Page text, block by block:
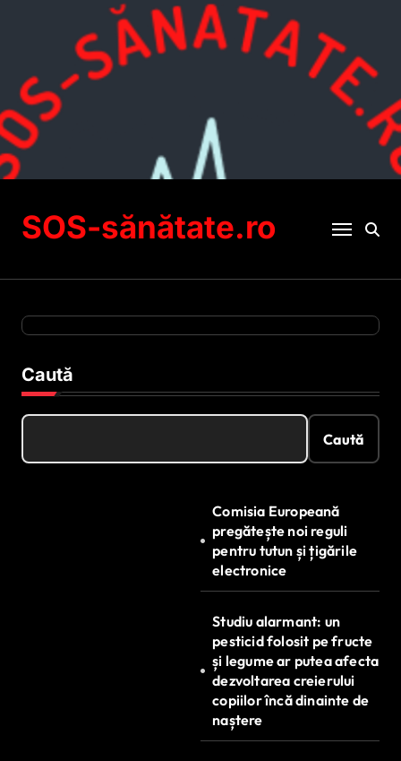
SOS-sănătate.ro
Caută
Caută
Comisia Europeană
pregătește noi reguli
pentru tutun și țigările
electronice
Studiu alarmant: un
pesticid folosit pe fructe
și legume ar putea afecta
dezvoltarea creierului
copiilor încă dinainte de
naștere